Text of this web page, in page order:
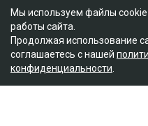
Алматы несколько дней
журналист опубликовала
видеорегистратора.
Ulysmedia.kz обратился
комментарием.
Мы используем файлы
работы сайта.
Продолжая использование
соглашаетесь с нашей
конфиденциальности